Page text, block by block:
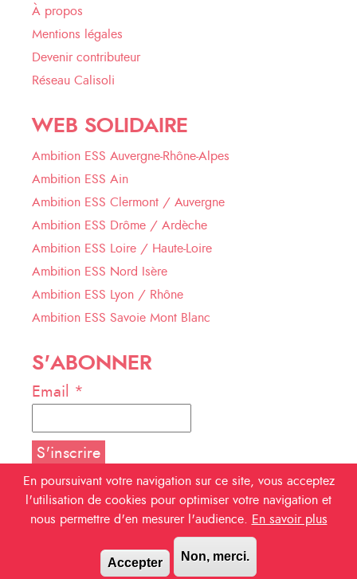
À propos
Mentions légales
Devenir contributeur
Réseau Calisoli
WEB SOLIDAIRE
Ambition ESS Auvergne-Rhône-Alpes
Ambition ESS Ain
Ambition ESS Clermont / Auvergne
Ambition ESS Drôme / Ardèche
Ambition ESS Loire / Haute-Loire
Ambition ESS Nord Isère
Ambition ESS Lyon / Rhône
Ambition ESS Savoie Mont Blanc
S'ABONNER
Email *
NOUS SUIVRE
En poursuivant votre navigation sur ce site, vous acceptez
l'utilisation de cookies pour optimiser votre navigation et
nous permettre d'en mesurer l'audience.
En savoir plus
Accepter Non, merci.